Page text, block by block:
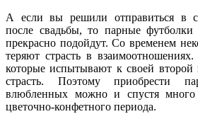
А если вы решили отправиться в
после свадьбы, то парные
прекрасно подойдут. Со временем
теряют страсть в
которые испытывают к своей второй
страсть. Поэтому приобрести
влюбленных можно и спустя
цветочно-конфетного периода.